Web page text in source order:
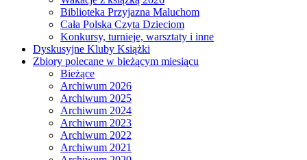
Biblioteka Przyjazna Maluchom
Cała Polska Czyta Dzieciom
Konkursy, turnieje, warsztaty i inne
Dyskusyjne Kluby Książki
Zbiory polecane w bieżącym miesiącu
Bieżące
Archiwum 2026
Archiwum 2025
Archiwum 2024
Archiwum 2023
Archiwum 2022
Archiwum 2021